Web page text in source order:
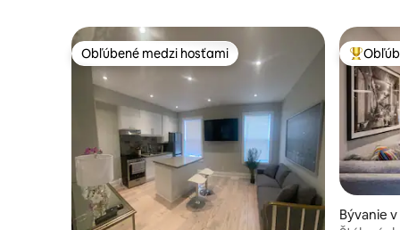
Obľúbené medzi hosťami
Obľúbené medzi hosťami
Bývanie